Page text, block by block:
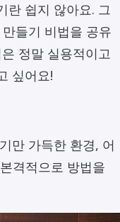
란 쉽지 않아요. 그
들기 비법을 공유
정말 실용적이고
싶어요!
만 가득한 환경, 어
격적으로 방법을